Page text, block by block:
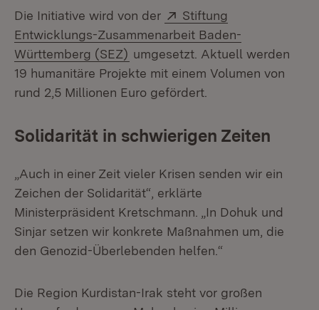
Die Initiative wird von der Extern:
Stiftung
Entwicklungs-Zusammenarbeit Baden-
Württemberg (SEZ) (Öffnet in neuem Fenster)
umgesetzt. Aktuell werden
19 humanitäre Projekte mit einem Volumen von
rund 2,5 Millionen Euro gefördert.
Solidarität in schwierigen Zeiten
„Auch in einer Zeit vieler Krisen senden wir ein
Zeichen der Solidarität“, erklärte
Ministerpräsident Kretschmann. „In Dohuk und
Sinjar setzen wir konkrete Maßnahmen um, die
den Genozid-Überlebenden helfen.“
Die Region Kurdistan-Irak steht vor großen